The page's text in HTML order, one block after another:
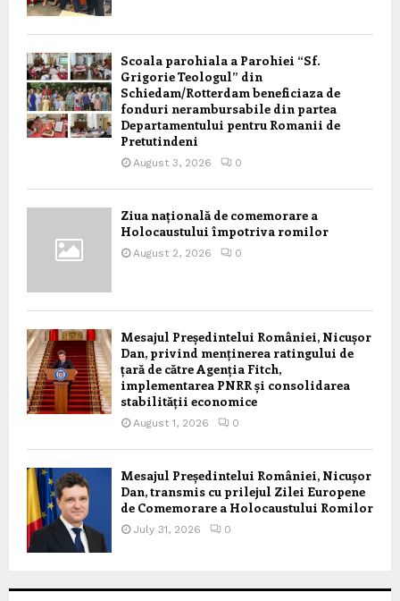
Scoala parohiala a Parohiei “Sf.
Grigorie Teologul” din
Schiedam/Rotterdam beneficiaza de
fonduri nerambursabile din partea
Departamentului pentru Romanii de
Pretutindeni
August 3, 2026 0
Ziua națională de comemorare a
Holocaustului împotriva romilor
August 2, 2026 0
Mesajul Președintelui României, Nicușor
Dan, privind menținerea ratingului de
țară de către Agenția Fitch,
implementarea PNRR și consolidarea
stabilității economice
August 1, 2026 0
Mesajul Președintelui României, Nicușor
Dan, transmis cu prilejul Zilei Europene
de Comemorare a Holocaustului Romilor
July 31, 2026 0